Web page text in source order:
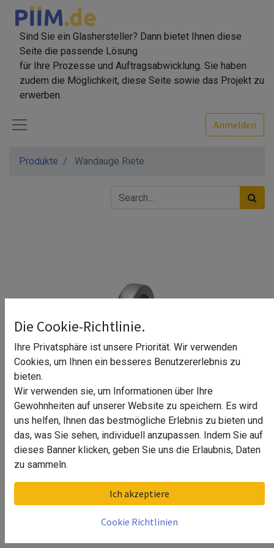
Sind Sie ein Glashersteller? Dann bietet Ihnen diese
Seite die passende Lösung
für Ihre Prozesse und Auftragsabwicklung. Sie haben
zudem die Möglichkeit, diese Seite sowie das Projekt zu
erwerben.
Anmelden
Produkte Wandauge Riete
Wandauge Riete
Oberfläche
Die Cookie-Richtlinie.
Ihre Privatsphäre ist unsere Priorität. Wir verwenden
Cookies, um Ihnen ein besseres Benutzererlebnis zu
bieten.
Wir verwenden sie, um Informationen über Ihre
Gewohnheiten auf unserer Website zu speichern. Es wird
uns helfen, Ihnen das bestmögliche Erlebnis zu bieten und
das, was Sie sehen, individuell anzupassen. Indem Sie auf
dieses Banner klicken, geben Sie uns die Erlaubnis, Daten
zu sammeln.
Ich akzeptiere
Cookie Richtlinien